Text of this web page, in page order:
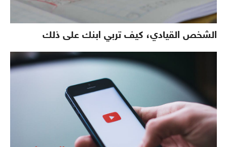
الشخص القيادي، كيف تربي ابنك على ذلك